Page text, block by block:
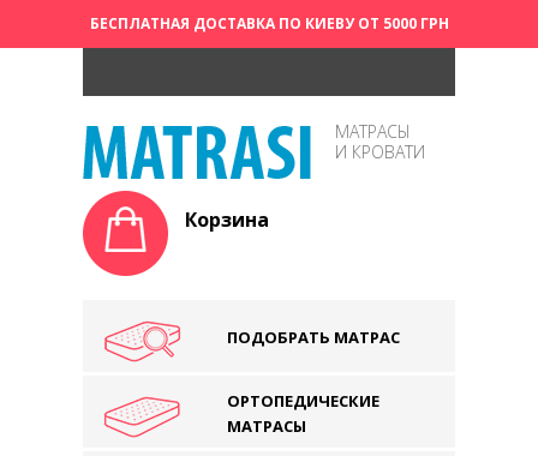
БЕСПЛАТНАЯ ДОСТАВКА ПО КИЕВУ ОТ 5000 ГРН
МАТРАСЫ
И КРОВАТИ
Корзина
ПОДОБРАТЬ МАТРАС
ОРТОПЕДИЧЕСКИЕ
МАТРАСЫ